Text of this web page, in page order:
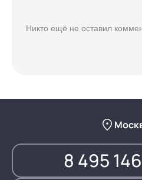
Никто ещё не оставил
8 495